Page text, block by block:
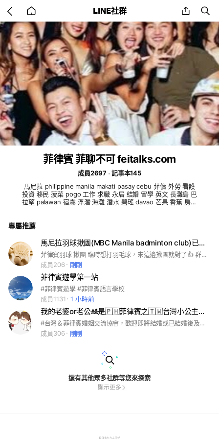
back
to
home
LINE社群 share
菲律賓 菲聊不可 feitalks.com
成員2697
記事本145
馬尼拉 philippine manila makati pasay cebu 菲傭 外勞 看護
投資 移民 菠菜 pogo 工作 求職 永居 結婚 留學 英文 長灘島 巴
拉望 palawan 宿霧 浮潛 海灘 潛水 碧瑤 davao 芒果 香蕉 房地
ma tagalog 菲語 台灣 定居 台商 新南向 創業 馬卡蒂 quezon
揪團 討論 把妹 聊天 新聞 單身 男女 爆料 靠北 海外 國外 出國
pinoy filipino 美食 餐廳 換匯 租房 買賣 二手 夜生活 小孩 育兒
教堂 遠端 徵才 招聘 NFT 區塊鏈 Crypto 虛擬貨幣 背包客 自助
GRAB Foodpanda shopee Lazada 蝦皮 外送 度假 渡假 BTC
比特幣 新冠 Covid 疫苗 按摩 舒壓 美容 保養 健康 興趣 流行 爆
料 爆廢 pra 3d philippines pinay 小菲
專屬推薦
馬尼拉羽球揪團(MBC Manila badminton club)已轉至小飛機@fredc9
菲律賓羽球 揪團 臨時想打羽毛球，來這邊揪團就對了👍 群轉已移轉至小飛機@Fredc9 #羽毛球 #羽球 #badminton #BGC #makati #pasay
成員206
剛剛
菲律賓遊學第一站
#菲律賓遊學 #菲律賓語言學校
成員1131
1 小時前
我的老婆or老公🎎是🇵🇭菲律賓之🇹🇼台灣小公主👰‍♀️小王子🤵‍♂️婚姻株式會社3.0😁
#台灣＆菲律賓婚姻交流協會，歡迎即將結婚或已結婚後及要歸化國籍的大小朋友來加入探討及分享經驗，本群亦有多位前輩擔任其管理員及專業團隊提供指導相關流程及需知。 1.本社群屬台灣方群組，為防範有心人及保護群組女性，將採申請者和菲籍（夫妻或男女朋友）之實體合照為依據，審核申請 ‘’門檻嚴格‘’且‘’管理嚴謹‘’設有群規，在審核成功加入後，各管理員將詢問基本問題，如無法即時回答和出聲回應者或不配合管理員詢問者，視為可疑人物依群規驅逐，無法再次加入。 即日起未配合規定加入申請者，將直接刪除申請，直到符合加入規定，另謝絕一切‘’代辦‘’申請，一經發現即時驅逐並入永久黑名單。 2.申請加入本群者，在申請加入窗口回答問題後，在輸入ID時，就需先設定大頭照，要有其雙方合照，例如:情侶照，生活照，結婚照，PS:（大頭照需為雙方無戴口罩），這是加入本群基本條件（謝絕無設大頭照者及系統預設虛擬照或擺放寵物照和其他圖片者）。 3.嚴禁使用它人照片，一經發現，視為假帳號，並登入永久黑名單。 註： 1.本群將不定期清理幽靈人口，以維持社群整潔和品質。 2.本群至COVID-19疫情後，2022年5月開放前往菲律賓TECO申請結婚以來，至今已有超過百對群友完成在菲律賓的結婚程序，經本群指導後完成率高達99%。 3.歡迎愛閒聊的朋友加入，任何話題，吐苦水，分享生活，...等等話題通通都可以聊聊，有助於更了解菲律賓配偶的心態。 4.加入本群後若隨意退出者，將無法重新加入，需等待一段時間。 5.本社群管理嚴謹，乾淨無廣告，群友熱心健談。 6.本社群非婚友社，來找伴侶的勿擾。 7.詢問問題前要有禮貌，切勿自大。 8.即日起放寬大頭照規定事項，新人加入者滿3個月後，可跟管理員申請報備後即可更改。 9.新成員注意，審核加入後管理員必詢問基本問題，若無視未回應被驅逐後，短暫無法再次申請加入。 10.請勿多次重覆詢問相同問題，若記事本沒有解答才可提問，否則將視為略過。 2026/07/29
成員306
剛剛
還有其他眾多社群等您來探索
顯示更多